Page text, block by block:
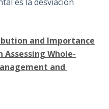
and Importance
Assessing Whole-
and